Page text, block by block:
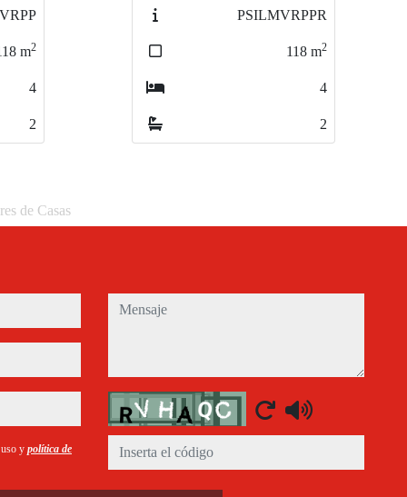
m2
4
2
IDEPLMT154B
145m2
4
2
de Casas
y política de
mensaje
Captcha